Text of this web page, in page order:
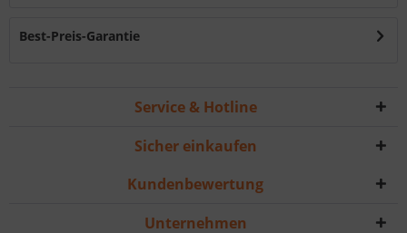
Best-Preis-Garantie
Service & Hotline
Sicher einkaufen
Kundenbewertung
Unternehmen